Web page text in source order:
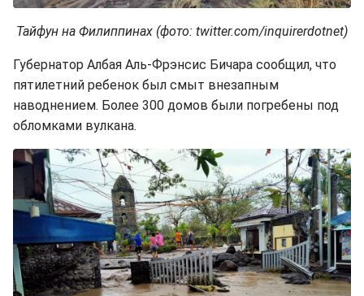
Тайфун на Филиппинах (фото: twitter.com/inquirerdotnet)
Губернатор Албая Аль-Фрэнсис Бичара сообщил, что
пятилетний ребенок был смыт внезапным
наводнением. Более 300 домов были погребены под
обломками вулкана.